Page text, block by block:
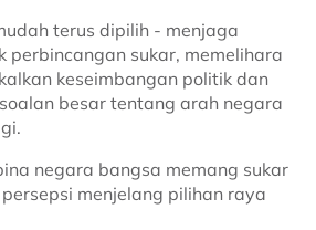
terus dipilih - menjaga
perbincangan sukar, memelihara
keseimbangan politik dan
besar tentang arah negara
negara bangsa memang sukar
menjelang pilihan raya